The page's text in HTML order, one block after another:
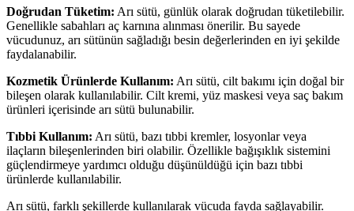
Doğrudan Tüketim: Arı sütü, günlük olarak doğrudan tüketilebilir.
Genellikle sabahları aç karnına alınması önerilir. Bu sayede
vücudunuz, arı sütünün sağladığı besin değerlerinden en iyi şekilde
faydalanabilir.
Kozmetik Ürünlerde Kullanım: Arı sütü, cilt bakımı için doğal bir
bileşen olarak kullanılabilir. Cilt kremi, yüz maskesi veya saç bakım
ürünleri içerisinde arı sütü bulunabilir.
Tıbbi Kullanım: Arı sütü, bazı tıbbi kremler, losyonlar veya
ilaçların bileşenlerinden biri olabilir. Özellikle bağışıklık sistemini
güçlendirmeye yardımcı olduğu düşünüldüğü için bazı tıbbi
ürünlerde kullanılabilir.
Arı sütü, farklı şekillerde kullanılarak vücuda fayda sağlayabilir.